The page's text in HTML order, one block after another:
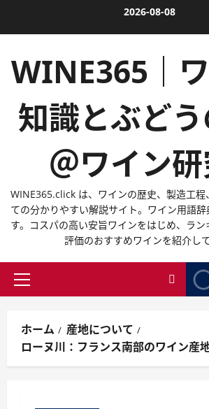
2026-08-08
WINE365｜
知識とぶど
＠ワイン
WINE365.click は、ワインの歴史、製造工程
ての分かりやすい解説サイト。ワイン用語
す。コスパの高い安旨ワインをはじめ、ラ
評価のおすすめワインを紹介して
メ
メ
ニ
ュ
ホーム
産地について
ローヌ川：フランス南部のワイン産